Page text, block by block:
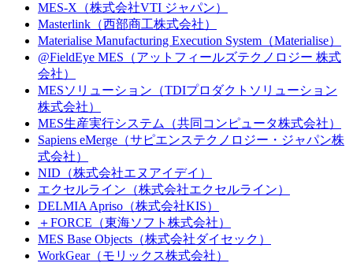
MES-X（株式会社VTI ジャパン）
Masterlink（西部商工株式会社）
Materialise Manufacturing Execution System（Materialise）
@FieldEye MES（アットフィールズテクノロジー 株式
会社）
MESソリューション（TDIプロダクトソリューション
株式会社）
MES生産実行システム（共同コンピュータ株式会社）
Sapiens eMerge（サピエンステクノロジー・ジャパン株
式会社）
NID（株式会社エヌアイデイ）
エクセルライン（株式会社エクセルライン）
DELMIA Apriso（株式会社KIS）
＋FORCE（東海ソフト株式会社）
MES Base Objects（株式会社ダイセック）
WorkGear（モリックス株式会社）